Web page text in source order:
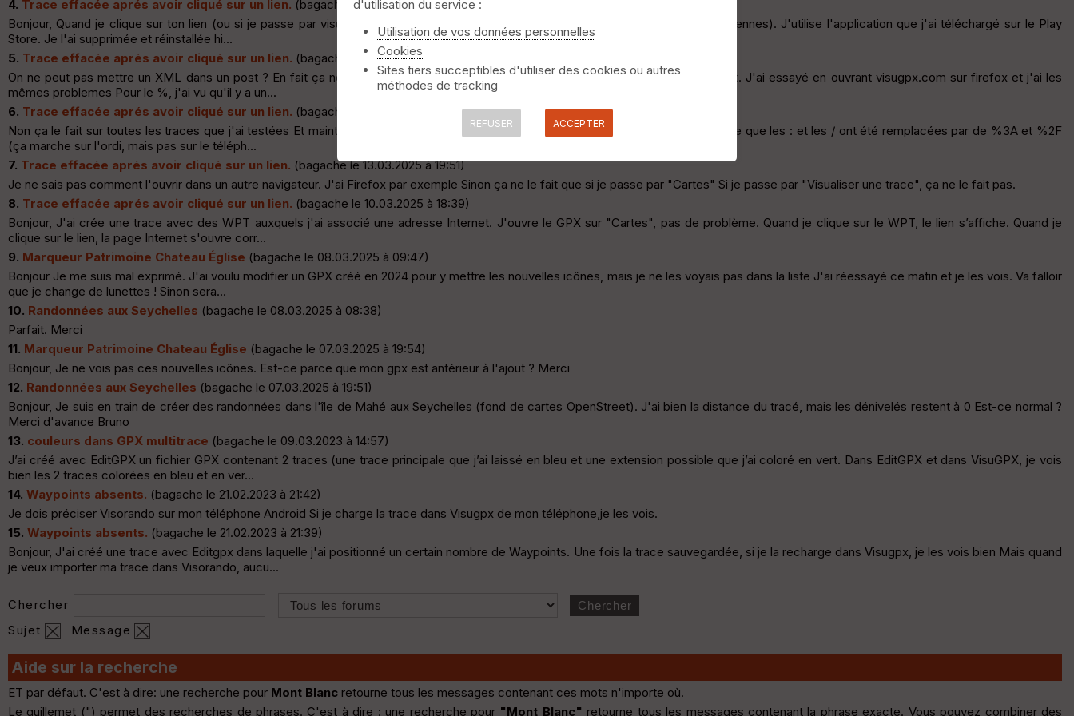
4. Trace effacée aprés avoir cliqué sur un lien. (bagache le 31.03.2025 à 13:34)
Bonjour, Quand je clique sur ton lien (ou si je passe par visualiser une trace), tout fonctionne parfaitement (ta trace comme les miennes). J'utilise l'application que j'ai téléchargé sur le Play
Store. Je l'ai supprimée et réinstallée hi...
5. Trace effacée aprés avoir cliqué sur un lien. (bagache le 30.03.2025 à 17:58)
On ne peut pas mettre un XML dans un post ? En fait ça ne marche pas à l'affichage, mais on peut le récupérer en éditant le post. J'ai essayé en ouvrant visugpx.com sur firefox et j'ai les
mêmes problemes Pour le %, j'ai vu qu'il y a un...
6. Trace effacée aprés avoir cliqué sur un lien. (bagache le 30.03.2025 à 17:57)
Non ça le fait sur toutes les traces que j'ai testées Et maintenant il y a aussi un autre problème. Les liens ne fonctionnent plus parce que les : et les / ont été remplacées par de %3A et %2F
(ça marche sur l'ordi, mais pas sur le téléph...
7. Trace effacée aprés avoir cliqué sur un lien. (bagache le 13.03.2025 à 19:51)
Je ne sais pas comment l'ouvrir dans un autre navigateur. J'ai Firefox par exemple Sinon ça ne le fait que si je passe par "Cartes" Si je passe par "Visualiser une trace", ça ne le fait pas.
8. Trace effacée aprés avoir cliqué sur un lien. (bagache le 10.03.2025 à 18:39)
Bonjour, J'ai crée une trace avec des WPT auxquels j'ai associé une adresse Internet. J'ouvre le GPX sur "Cartes", pas de problème. Quand je clique sur le WPT, le lien s’affiche. Quand je
clique sur le lien, la page Internet s'ouvre corr...
9. Marqueur Patrimoine Chateau Église (bagache le 08.03.2025 à 09:47)
Bonjour Je me suis mal exprimé. J'ai voulu modifier un GPX créé en 2024 pour y mettre les nouvelles icônes, mais je ne les voyais pas dans la liste J'ai réessayé ce matin et je les vois. Va falloir
que je change de lunettes ! Sinon sera...
10. Randonnées aux Seychelles (bagache le 08.03.2025 à 08:38)
Parfait. Merci
11. Marqueur Patrimoine Chateau Église (bagache le 07.03.2025 à 19:54)
Bonjour, Je ne vois pas ces nouvelles icônes. Est-ce parce que mon gpx est antérieur à l'ajout ? Merci
12. Randonnées aux Seychelles (bagache le 07.03.2025 à 19:51)
Bonjour, Je suis en train de créer des randonnées dans l'île de Mahé aux Seychelles (fond de cartes OpenStreet). J'ai bien la distance du tracé, mais les dénivelés restent à 0 Est-ce normal ?
Merci d'avance Bruno
13. couleurs dans GPX multitrace (bagache le 09.03.2023 à 14:57)
J’ai créé avec EditGPX un fichier GPX contenant 2 traces (une trace principale que j’ai laissé en bleu et une extension possible que j’ai coloré en vert. Dans EditGPX et dans VisuGPX, je vois
bien les 2 traces colorées en bleu et en ver...
14. Waypoints absents. (bagache le 21.02.2023 à 21:42)
Je dois préciser Visorando sur mon téléphone Android Si je charge la trace dans Visugpx de mon téléphone,je les vois.
15. Waypoints absents. (bagache le 21.02.2023 à 21:39)
Bonjour, J'ai créé une trace avec Editgpx dans laquelle j'ai positionné un certain nombre de Waypoints. Une fois la trace sauvegardée, si je la recharge dans Visugpx, je les vois bien Mais quand
je veux importer ma trace dans Visorando, aucu...
Chercher
Sujet
Message
Aide sur la recherche
ET par défaut. C'est à dire: une recherche pour Mont Blanc retourne tous les messages contenant ces mots n'importe où.
Le guillemet (") permet des recherches de phrases. C'est à dire : une recherche pour "Mont Blanc" retourne tous les messages contenant la phrase exacte. Vous pouvez combiner des
d'utilisation du service :
Utilisation de vos données personnelles
Cookies
Sites tiers succeptibles d'utiliser des cookies ou autres
méthodes de tracking
REFUSER ACCEPTER